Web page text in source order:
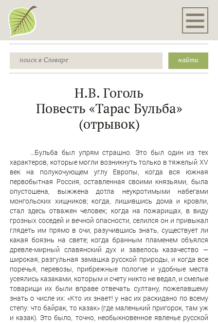
Н.В. Гоголь
Повесть «Тарас Бульба»
(отрывок)
…Бульба был упрям страшно. Это был один из тех
характеров, которые могли возникнуть только в тяжелый XV
век на полукочующем углу Европы, когда вся южная
первобытная Россия, оставленная своими князьями, была
опустошена, выжжена дотла неукротимыми набегами
монгольских хищников; когда, лишившись дома и кровли,
стал здесь отважен человек; когда на пожарищах, в виду
грозных соседей и вечной опасности, селился он и привыкал
глядеть им прямо в очи, разучившись знать, существует ли
какая боязнь на свете; когда бранным пламенем объялся
древле-мирный славянский дух и завелось казачество —
широкая, разгульная замашка русской природы, и когда все
поречья, перевозы, прибрежные пологие и удобные места
усеялись казаками, которым и счету никто не ведал, и смелые
товарищи их были вправе отвечать султану, пожелавшему
знать о числе их: «Кто их знает! у нас их раскидано по всему
степу: что байрак, то казак» (где маленький пригорок, там уж
и казак). Это было, точно, необыкновенное явленье русской